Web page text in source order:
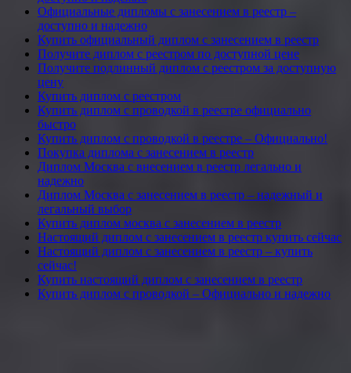
Официальные дипломы с занесением в реестр –
доступно и надежно
Купить официальный диплом с занесением в реестр
Получите диплом с реестром по доступной цене
Получите подлинный диплом с реестром за доступную
цену
Купить диплом с реестром
Купить диплом с проводкой в реестре официально
быстро
Купить диплом с проводкой в реестре – Официально!
Покупка диплома с занесением в реестр
Диплом Москва с внесением в реестр легально и
надежно
Диплом Москва с занесением в реестр – надежный и
легальный выбор
Купить диплом москва с занесением в реестр
Настоящий диплом с занесением в реестр купить сейчас
Настоящий диплом с занесением в реестр – купить
сейчас!
Купить настоящий диплом с занесением в реестр
Купить диплом с проводкой – Официально и надежно